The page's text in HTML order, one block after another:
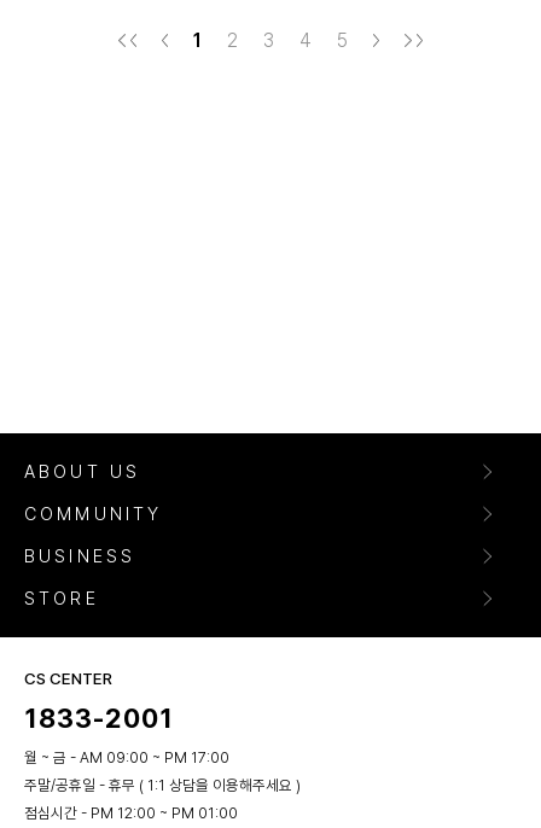
1 2 3 4 5
ABOUT US
COMMUNITY
BUSINESS
STORE
CS CENTER
1833-2001
월 ~ 금 - AM 09:00 ~ PM 17:00
주말/공휴일 - 휴무 ( 1:1 상담을 이용해주세요 )
점심시간 - PM 12:00 ~ PM 01:00